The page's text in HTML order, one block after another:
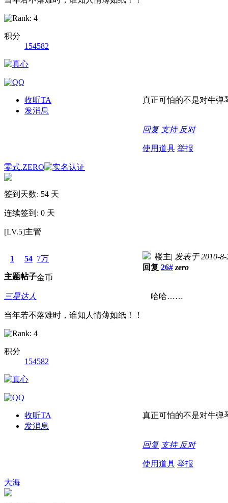
积分
154582
收听TA
发消息
真正可怕的不是对牛弹
回复 支持 反对
使用道具 举报
零式.ZERO
签到天数: 54 天
连续签到: 0 天
[LV.5]主管
1
主题
54
帖子
7万
金币
三星达人
当年若不落难时，谁知人情薄如纸！！
积分
154582
收听TA
发消息
楼主| 发表于 2010-8-
回复 26# zero
哈哈……
真正可怕的不是对牛弹
回复 支持 反对
使用道具 举报
大海